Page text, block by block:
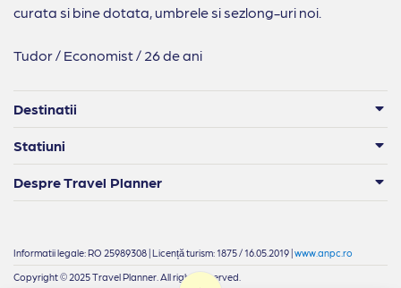
curata si bine dotata, umbrele si sezlong-uri noi.
Tudor / Economist / 26 de ani
Destinatii
Statiuni
Despre Travel Planner
Informatii legale: RO 25989308 | Licență turism: 1875 / 16.05.2019 |www.anpc.ro
Copyright © 2025 Travel Planner. All rights reserved.